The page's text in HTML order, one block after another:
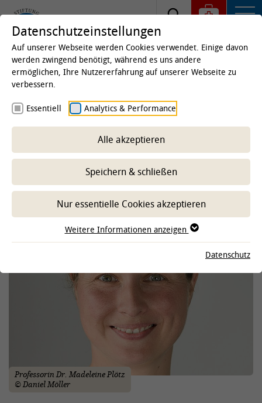
Internationale Auszeichnung für
Professorin Dr. Madeleine Plötz
Die Organisation VOWDA zeichnet die Leiterin
des Instituts für Lebensmittelqualität und -
sicherheit der TiHo für ihre Forschung und ihre
Unterstützung von Frauen in den
Agrarwissenschaften in Nigeria aus.
Professorin Dr. Madeleine Plötz
© Daniel Möller
Datenschutzeinstellungen
Auf unserer Webseite werden Cookies verwendet. Einige davon
werden zwingend benötigt, während es uns andere
ermöglichen, Ihre Nutzererfahrung auf unserer Webseite zu
verbessern.
Essentiell Analytics & Performance
Alle akzeptieren
Speichern & schließen
Nur essentielle Cookies akzeptieren
Weitere Informationen anzeigen
Datenschutz